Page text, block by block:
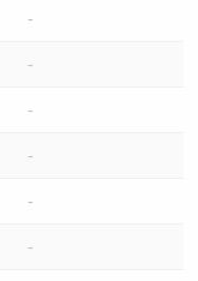
-
-
-
-
-
-